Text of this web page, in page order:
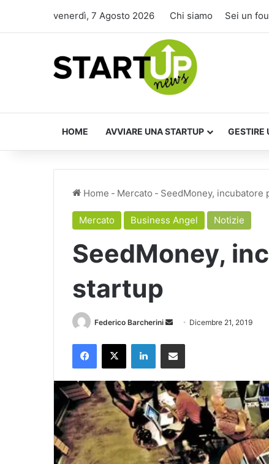
venerdì, 7 Agosto 2026 Chi siamo Sei un
HOME AVVIARE UNA STARTUP GESTIRE
Home - Mercato - SeedMoney, incubatore
Mercato Business Angel Notizie
SeedMoney,
startup
Federico Barcherini
Invia Dicembre 21, 2019
Facebook
X LinkedInCondividi via Email